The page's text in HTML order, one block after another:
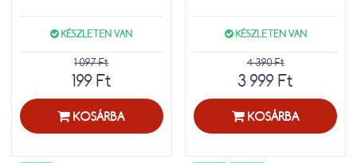
KÉSZLETEN VAN
1 097 Ft
199 Ft
KOSÁRBA
KÉSZLETEN VAN
4 390 Ft
3 999 Ft
KOSÁRBA